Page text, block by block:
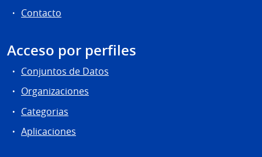
Contacto
Acceso por perfiles
Conjuntos de Datos
Organizaciones
Categorias
Aplicaciones